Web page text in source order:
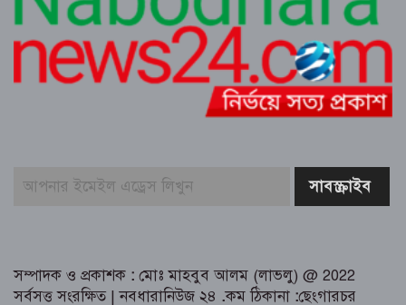
জুলাই গণঅভ্যুত্থান উপলক্ষে ত্রিশালে আহত
যোদ্ধা ও নিহত পরিবারের সংবর্ধনা
মানবসেবায় নিবেদিত এক আলোকবর্তিকা—
ডাঃ নওয়াব আলীর ৪৯তম মৃত্যুবার্ষিকী
ত্রিশালে মাদক সেবনের দায়ে দুই যুবকের
এক মাস করে কারাদণ্ড
সম্পাদক ও প্রকাশক : মোঃ মাহবুব আলম (লাভলু) @ 2022
সর্বসত্ত সংরক্ষিত | নবধারানিউজ ২৪ .কম ঠিকানা :ছেংগারচর